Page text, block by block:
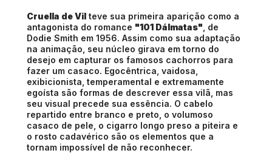
Cruella de Vil teve sua primeira aparição como a
antagonista do romance "101 Dálmatas" , de
Dodie Smith em 1956. Assim como sua adaptação
na animação, seu núcleo girava em torno do
desejo em capturar os famosos cachorros para
fazer um casaco. Egocêntrica, vaidosa,
exibicionista, temperamental e extremamente
egoísta são formas de descrever essa vilã, mas
seu visual precede sua essência. O cabelo
repartido entre branco e preto, o volumoso
casaco de pele, o cigarro longo preso a piteira e
o rosto cadavérico são os elementos que a
tornam impossível de não reconhecer.